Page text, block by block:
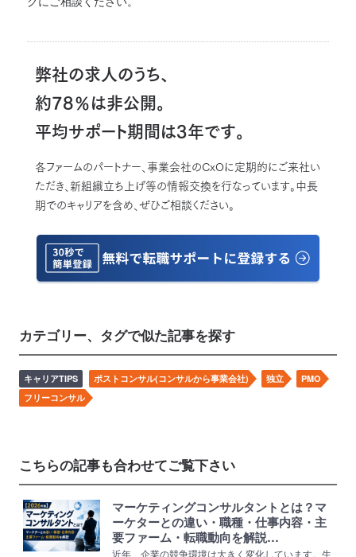
弊社の求人のうち、
約78％は非公開。
平均サポート期間は3年です。
各ファームのパートナー、事業会社のCxOに定期的にご来社い
ただき、新組織立ち上げ等の情報交換を行なっています。中長
期でのキャリアを含め、ぜひご相談ください。
カテゴリー、タグで似た記事を探す
キャリアTIPS ポストコンサル(コンサルから事業会社) 独立
PMO
フリーコンサル
こちらの記事も合わせてご覧下さい
マーケティングコンサルタントとは？マ
ーケターとの違い・職種・仕事内容・主
要ファーム・転職動向を解説…
近年、企業の競争環境は大きく変化しています。生